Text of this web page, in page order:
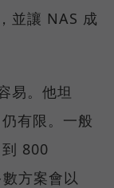
並讓 NAS 成
易。他坦
有限。一般
800
方案會以